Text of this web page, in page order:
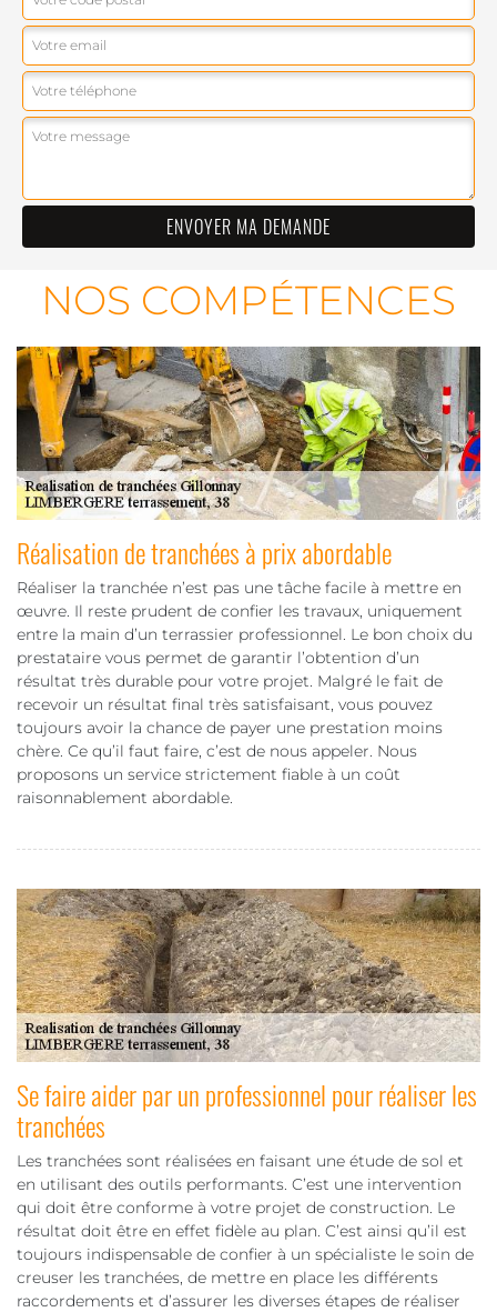
NOS COMPÉTENCES
Réalisation de tranchées à prix abordable
Réaliser la tranchée n’est pas une tâche facile à mettre en
œuvre. Il reste prudent de confier les travaux, uniquement
entre la main d’un terrassier professionnel. Le bon choix du
prestataire vous permet de garantir l’obtention d’un
résultat très durable pour votre projet. Malgré le fait de
recevoir un résultat final très satisfaisant, vous pouvez
toujours avoir la chance de payer une prestation moins
chère. Ce qu’il faut faire, c’est de nous appeler. Nous
proposons un service strictement fiable à un coût
raisonnablement abordable.
Se faire aider par un professionnel pour réaliser les
tranchées
Les tranchées sont réalisées en faisant une étude de sol et
en utilisant des outils performants. C’est une intervention
qui doit être conforme à votre projet de construction. Le
résultat doit être en effet fidèle au plan. C’est ainsi qu’il est
toujours indispensable de confier à un spécialiste le soin de
creuser les tranchées, de mettre en place les différents
raccordements et d’assurer les diverses étapes de réaliser